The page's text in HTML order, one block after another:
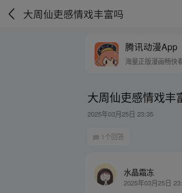
大周仙吏感情戏丰富吗
腾讯动漫App
海量正版漫画畅快
大周仙吏感情戏丰
2025年03月25日 23:35
1个回答
水晶霜冻
2025年03月25日